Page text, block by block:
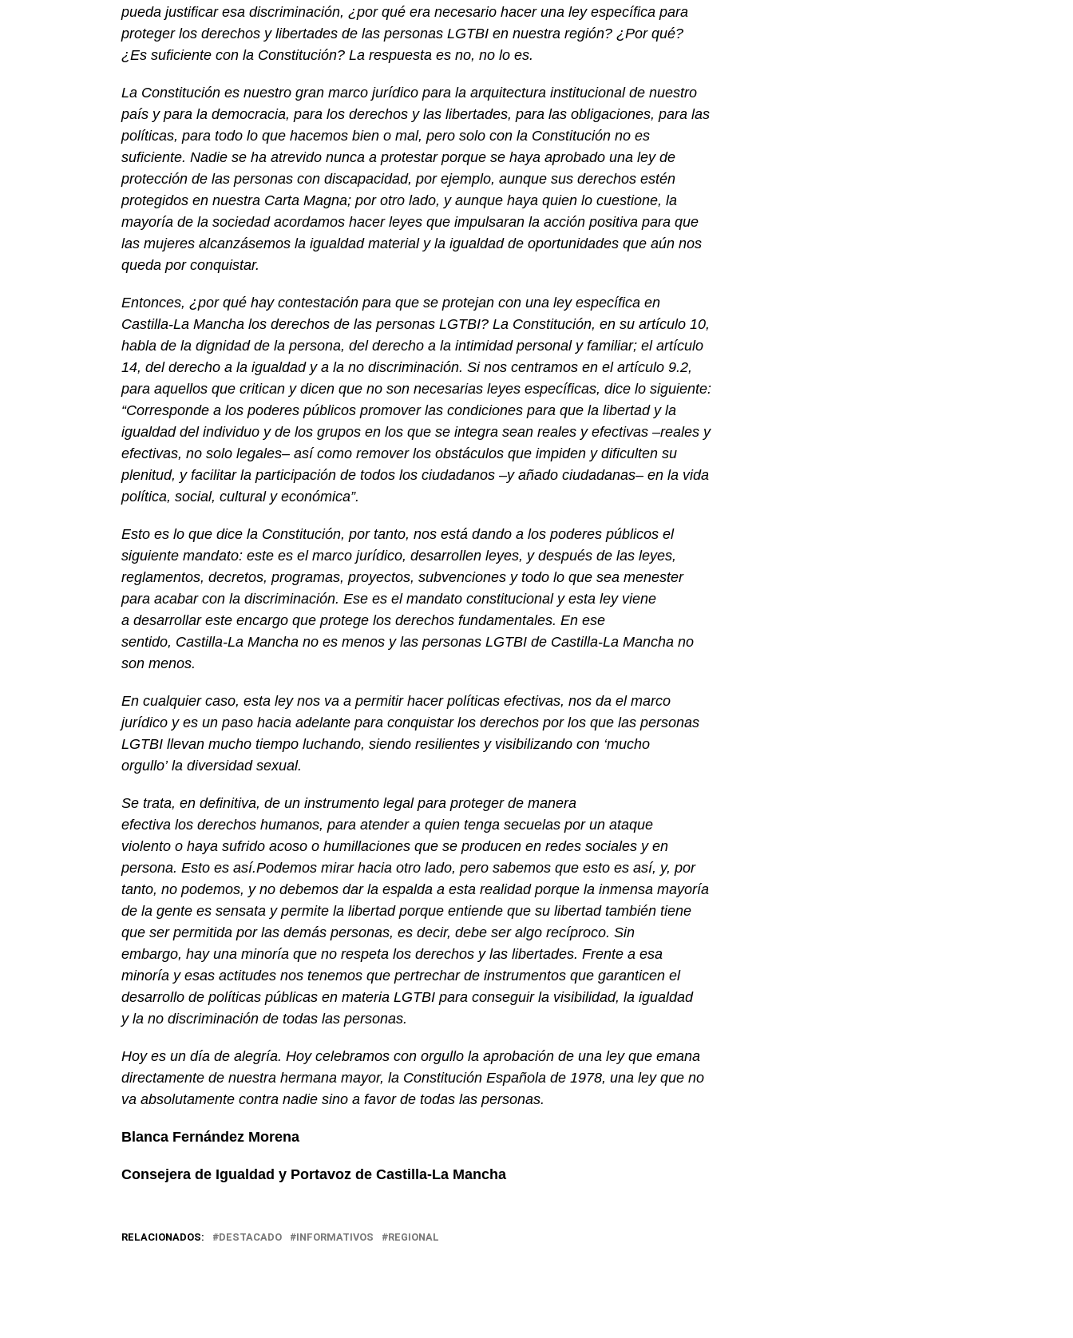
pueda justificar esa discriminación, ¿por qué era necesario hacer una ley específica para
proteger los derechos y libertades de las personas LGTBI en nuestra región? ¿Por qué?
¿Es suficiente con la Constitución? La respuesta es no, no lo es.
La Constitución es nuestro gran marco jurídico para la arquitectura institucional de nuestro
país y para la democracia, para los derechos y las libertades, para las obligaciones, para las
políticas, para todo lo que hacemos bien o mal, pero solo con la Constitución no es
suficiente. Nadie se ha atrevido nunca a protestar porque se haya aprobado una ley de
protección de las personas con discapacidad, por ejemplo, aunque sus derechos estén
protegidos en nuestra Carta Magna; por otro lado, y aunque haya quien lo cuestione, la
mayoría de la sociedad acordamos hacer leyes que impulsaran la acción positiva para que
las mujeres alcanzásemos la igualdad material y la igualdad de oportunidades que aún nos
queda por conquistar.
Entonces, ¿por qué hay contestación para que se protejan con una ley específica en
Castilla-La Mancha los derechos de las personas LGTBI? La Constitución, en su artículo 10,
habla de la dignidad de la persona, del derecho a la intimidad personal y familiar; el artículo
14, del derecho a la igualdad y a la no discriminación. Si nos centramos en elartículo 9.2,
para aquellos que critican y dicen que no son necesarias leyes específicas, dice lo siguiente:
“Corresponde a los poderes públicos promover las condiciones para que la libertad y la
igualdad del individuo y de los grupos en los que se integra sean reales y efectivas –reales y
efectivas, no solo legales– así como remover los obstáculos que impiden y dificulten su
plenitud, y facilitar la participación de todos los ciudadanos –y añado ciudadanas– en la vida
política, social, cultural y económica”.
Esto es lo que dice la Constitución, por tanto, nos está dando a los poderes públicos el
siguiente mandato: este es el marco jurídico, desarrollen leyes, y después de las leyes,
reglamentos, decretos, programas, proyectos, subvenciones ytodo lo que sea menester
para acabar con la discriminación. Ese es elmandato constitucional y esta ley viene
a desarrollar este encargo que protege los derechos fundamentales. En ese
sentido, Castilla-La Mancha no es menos y las personas LGTBI de Castilla-La Mancha no
son menos.
En cualquier caso, esta ley nos va a permitir hacer políticas efectivas, nos da el marco
jurídico y es un paso hacia adelante para conquistar los derechos por los que las personas
LGTBI llevan mucho tiempo luchando, siendo resilientes y visibilizando con ‘mucho
orgullo’la diversidad sexual.
Se trata, en definitiva, de un instrumento legal para proteger de manera
efectiva los derechos humanos, para atender a quien tenga secuelas por un ataque
violento o haya sufrido acoso o humillaciones que se producen en redes sociales y en
persona. Esto es así.Podemos mirar hacia otro lado, pero sabemos que esto es así, y, por
tanto, no podemos, y no debemos dar la espalda a esta realidad porque la inmensa mayoría
de la gente es sensata ypermite la libertad porque entiende que su libertad también tiene
que ser permitida por las demás personas, es decir, debe ser algo recíproco. Sin
embargo, hay una minoría que no respeta los derechos y las libertades. Frente a esa
minoría y esas actitudes nos tenemos que pertrechar de instrumentos que garanticen el
desarrollo de políticas públicas en materia LGTBI para conseguir la visibilidad, la igualdad
y la no discriminación de todas las personas.
Hoy es un día de alegría. Hoy celebramos con orgullo la aprobación de una ley que emana
directamente de nuestra hermana mayor, la Constitución Española de 1978, una ley que no
va absolutamente contra nadie sino a favor de todas las personas.
Blanca Fernández Morena
Consejera de Igualdad y Portavoz de Castilla-La Mancha
RELACIONADOS: DESTACADO INFORMATIVOS REGIONAL